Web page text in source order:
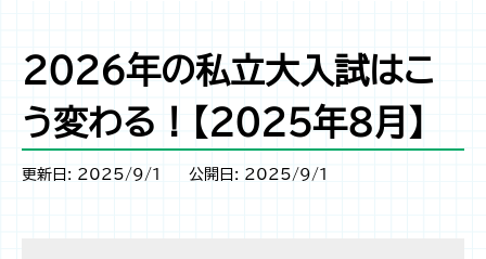
2026年の私立大入試はこ
う変わる！【2025年8月】
更新日: 2025/9/1 公開日: 2025/9/1